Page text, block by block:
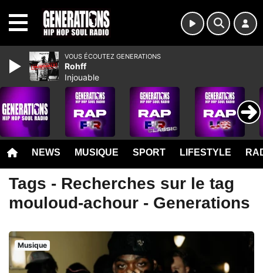
NEWS MUSIQUE SPORT LIFESTYLE
Tags - Recherches sur le tag
mouloud-achour - Generations
Musique
VOUS ÉCOUTEZ GENERATIONS
Rohff
Injouable